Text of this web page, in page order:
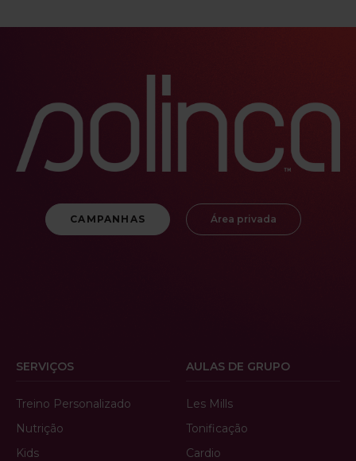
CAMPANHAS Área privada
SERVIÇOS
Treino Personalizado
Nutrição
Kids
AULAS DE GRUPO
Les Mills
Tonificação
Cardio